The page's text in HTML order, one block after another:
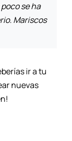
se ha
Mariscos
ir atu
nuevas